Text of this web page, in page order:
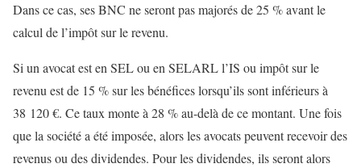
Dans ce cas, ses BNC ne seront pas majorés de 25 % avant le
calcul de l’impôt sur le revenu.
Si un avocat est en SEL ou en SELARL l’IS ou impôt sur le
revenu est de 15 % sur les bénéfices lorsqu’ils sont inférieurs à
38 120 €. Ce taux monte à 28 % au-delà de ce montant. Une fois
que la société a été imposée, alors les avocats peuvent recevoir des
revenus ou des dividendes. Pour les dividendes, ils seront alors